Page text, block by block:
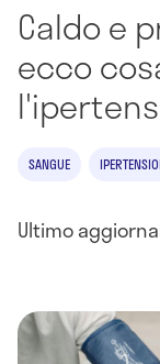
Caldo e
ecco
SANGUE
Ultimo